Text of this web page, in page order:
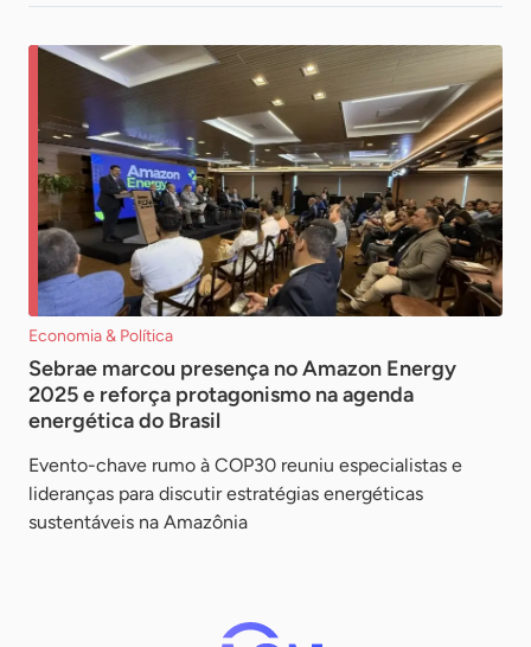
Economia & Política
Sebrae marcou presença no Amazon Energy
2025 e reforça protagonismo na agenda
energética do Brasil
Evento-chave rumo à COP30 reuniu especialistas e
lideranças para discutir estratégias energéticas
sustentáveis na Amazônia